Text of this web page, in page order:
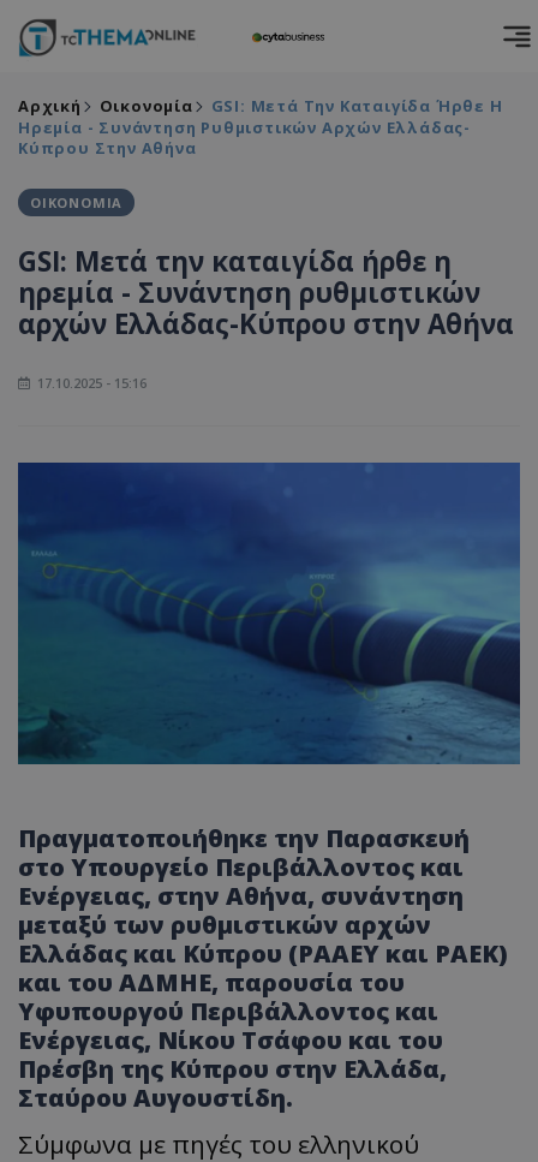
Αρχική Οικονομία
GSI: Μετά Την Καταιγίδα Ήρθε Η
Ηρεμία - Συνάντηση Ρυθμιστικών Αρχών Ελλάδας-
Κύπρου Στην Αθήνα
ΟΙΚΟΝΟΜΙΑ
GSI: Μετά την καταιγίδα ήρθε η
ηρεμία - Συνάντηση ρυθμιστικών
αρχών Ελλάδας-Κύπρου στην Αθήνα
17.10.2025 - 15:16
Πραγματοποιήθηκε την Παρασκευή
στο Υπουργείο Περιβάλλοντος και
Ενέργειας, στην Αθήνα, συνάντηση
μεταξύ των ρυθμιστικών αρχών
Ελλάδας και Κύπρου (ΡΑΑΕΥ και ΡΑΕΚ)
και του ΑΔΜΗΕ, παρουσία του
Υφυπουργού Περιβάλλοντος και
Ενέργειας, Νίκου Τσάφου και του
Πρέσβη της Κύπρου στην Ελλάδα,
Σταύρου Αυγουστίδη.
Σύμφωνα με πηγές του ελληνικού